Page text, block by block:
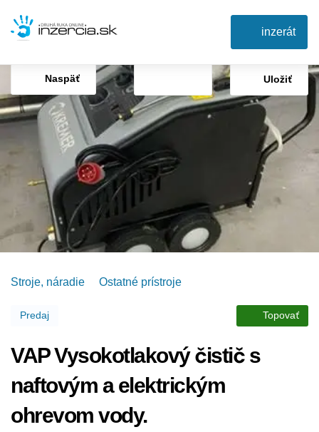
inzerát
Naspäť Uložiť
Stroje, náradie Ostatné prístroje
Predaj Topovať
VAP Vysokotlakový čistič s
naftovým a elektrickým
ohrevom vody.